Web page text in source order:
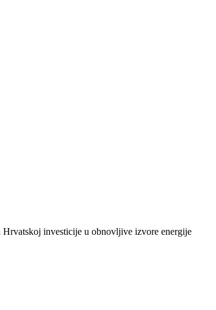
investicije u obnovljive izvore energije